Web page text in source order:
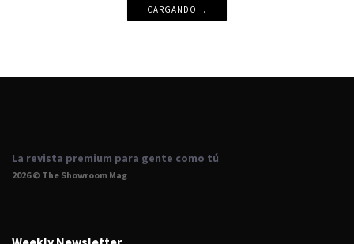
CARGANDO...
La revista premium para gente como tú
2026 © The Showroom Mag